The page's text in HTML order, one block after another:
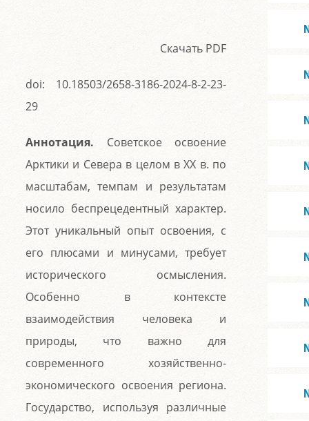
Скачать PDF
doi: 10.18503/2658-3186-2024-8-2-23-
29
Аннотация. Советское освоение
Арктики и Севера в целом в XX в. по
масштабам, темпам и результатам
носило беспрецедентный характер.
Этот уникальный опыт освоения, с
его плюсами и минусами, требует
исторического осмысления.
Особенно в контексте
взаимодействия человека и
природы, что важно для
современного хозяйственно-
экономического освоения региона.
Государство, используя различные